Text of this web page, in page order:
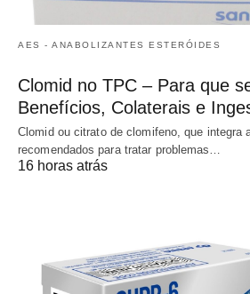
AES - ANABOLIZANTES ESTERÓIDES
Clomid no TPC – Para que
Benefícios, Colaterais e
Clomid ou citrato de clomifeno, que integra
recomendados para tratar problemas…
16 horas atrás